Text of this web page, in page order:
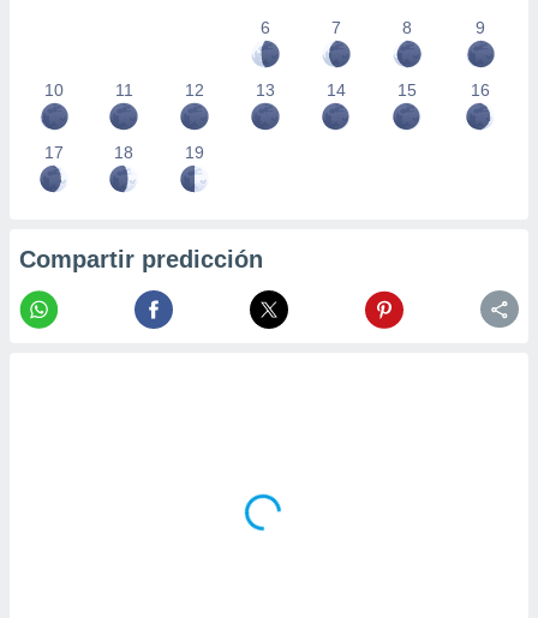
6
7 8 9
10 11 12 13 14 15 16
17 18 19
Compartir predicción